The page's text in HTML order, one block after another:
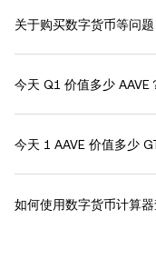
关于购买数字货币等问
今天 Q1 价值多少 AAVE
今天 1 AAVE 价值多少
如何使用数字货币计算